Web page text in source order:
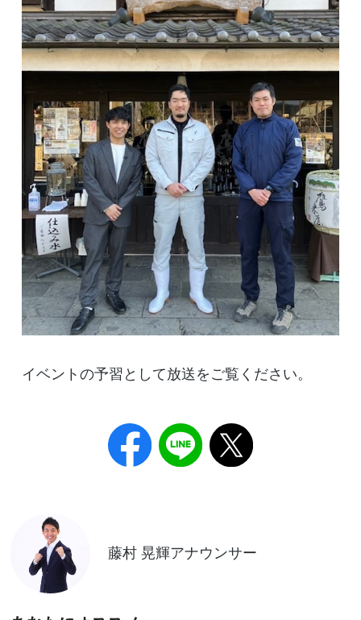
イベントの予習として放送をご覧ください。
藤村 晃輝アナウンサー